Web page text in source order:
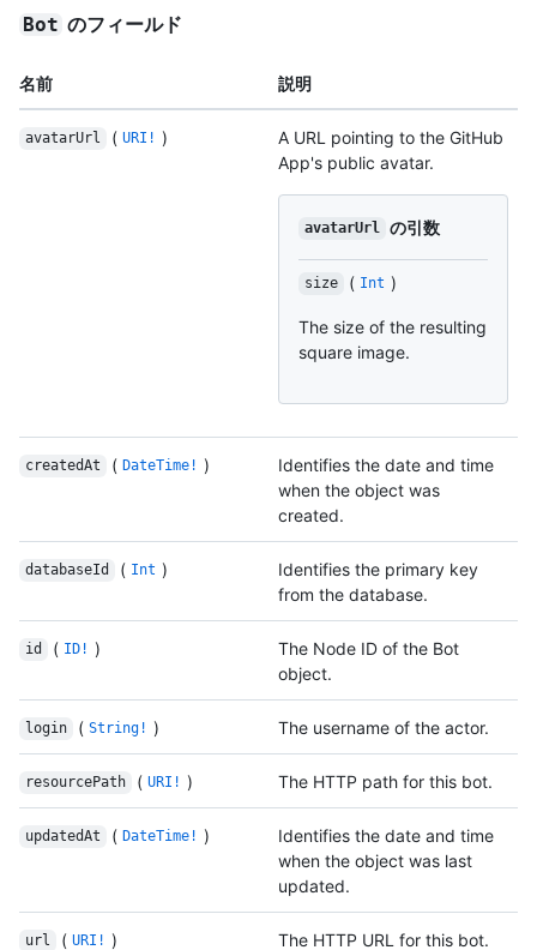
Bot のフィールド
名前 説明
avatarUrl ( URI! )
A URL pointing to the GitHub
App's public avatar.
avatarUrl の引数
size ( Int )
The size of the resulting
square image.
createdAt ( DateTime! )
Identifies the date and time
when the object was
created.
databaseId ( Int )
Identifies the primary key
from the database.
id ( ID! )
The Node ID of the Bot
object.
login ( String! ) The username of the actor.
resourcePath ( URI! ) The HTTP path for this bot.
updatedAt ( DateTime! )
Identifies the date and time
when the object was last
updated.
url ( URI! ) The HTTP URL for this bot.